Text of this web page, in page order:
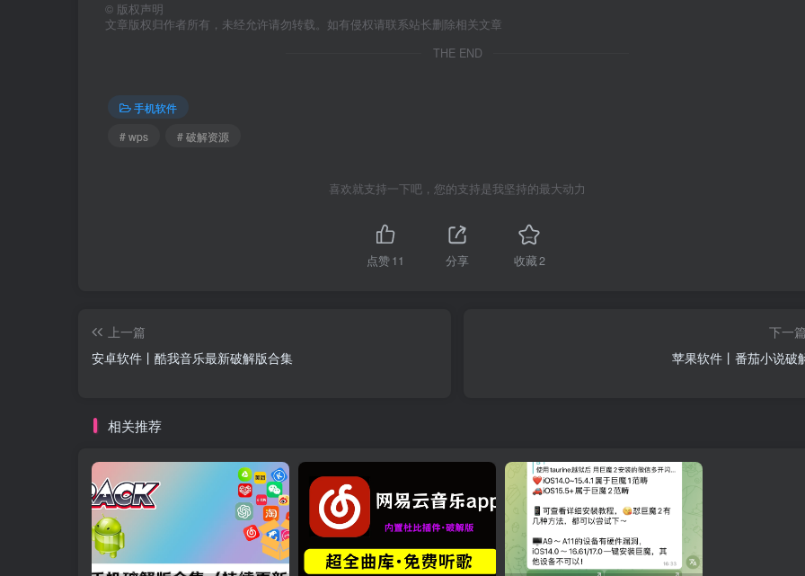
© 版权声明
文章版权归作者所有，未经允许请勿转载。如有侵权请联系站长删除相关文章
THE END
手机软件
# wps
# 破解资源
喜欢就支持一下吧，您的支持是我坚持的最大动力
点赞11 分享 收藏2
上一篇
安卓软件丨酷我音乐最新破解版合集
下一
苹果软件丨番茄小说破
相关推荐